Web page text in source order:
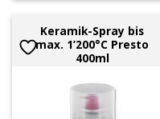
Keramik-Spray bis
max. 1’200°C Presto
400ml